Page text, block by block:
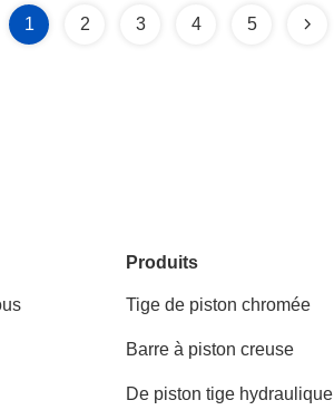
1 2 3 4 5
Produits
Tige de piston chromée
Barre à piston creuse
De piston tige hydraulique